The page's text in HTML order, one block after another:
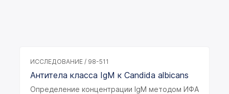
ИССЛЕДОВАНИЕ / 98-511
Антитела класса IgM к Candida albicans
Определение концентрации IgМ методом ИФА